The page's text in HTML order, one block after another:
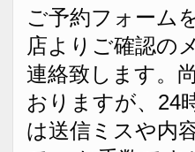
ご予約フォーム
店よりご確認の
連絡致します。
おりますが、24
は送信ミスや内